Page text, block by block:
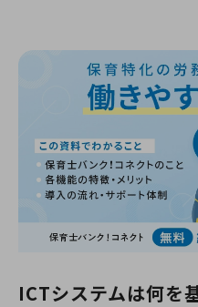
ICTシステムは何を